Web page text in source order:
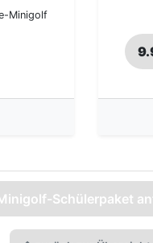
Minigolf
Schülerpaket